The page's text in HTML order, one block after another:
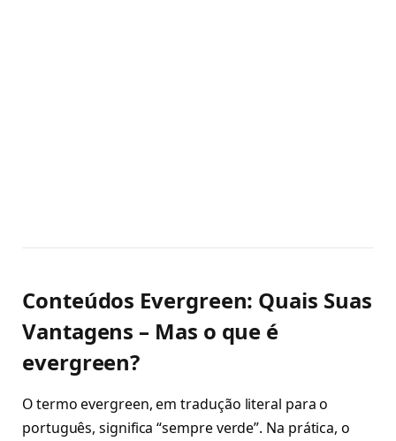
Conteúdos Evergreen: Quais Suas
Vantagens – Mas o que é
evergreen?
O termo evergreen, em tradução literal para o
português, significa “sempre verde”. Na prática, o